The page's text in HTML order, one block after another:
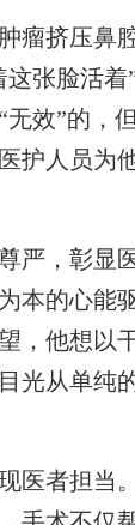
挤压鼻
张脸活
效”的，
护人员为
，彰显
的心能
，他想以
光从单纯
者担当。